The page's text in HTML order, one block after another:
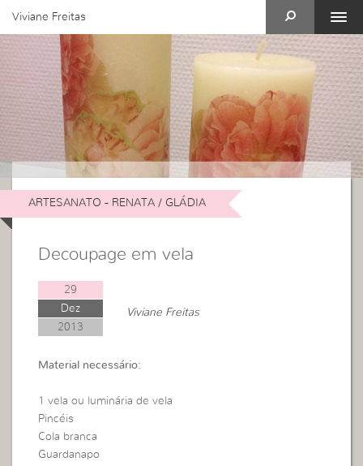
Viviane Freitas
ARTESANATO - RENATA / GLÁDIA
Decoupage em vela
29
Dez
2013
Viviane Freitas
Material necessário:
1 vela ou luminária de vela
Pincéis
Cola branca
Guardanapo